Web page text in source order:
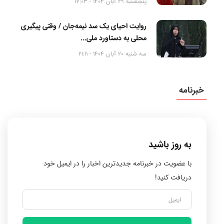
روایت احیای یک سد نیمه‌جان / وقتی پیگیری
محلی به دستاورد ملی...
سه شنبه 20 آبان 1404 - 21:11
خبرنامه
به روز باشید
با عضویت در خبرنامه جدیدترین اخبار را در ایمیل خود
دریافت کنید!